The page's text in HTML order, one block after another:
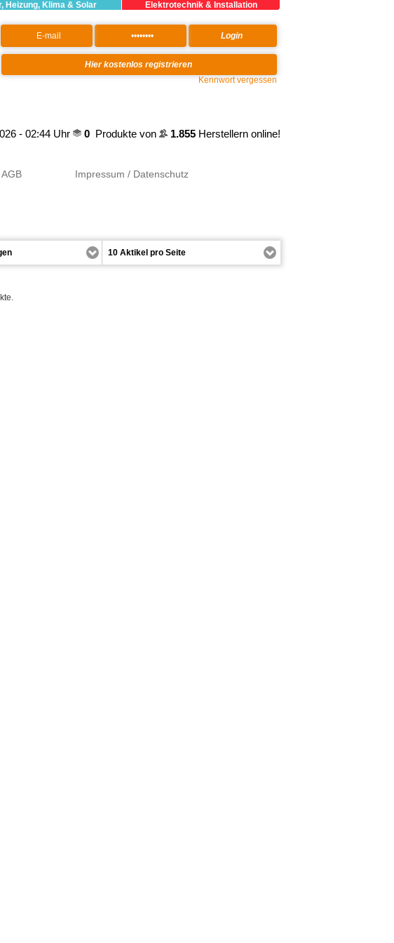
Heizung, Klima & Solar Elektrotechnik & Installation
Kennwort vergessen
- 02:44 Uhr 0 Produkte von 1.855 Herstellern online!
AGB Impressum / Datenschutz